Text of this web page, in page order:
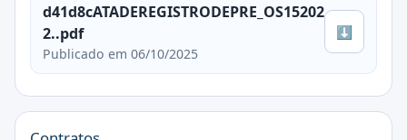
d41d8cATADEREGISTRODEPRE_OS15202
2..pdf
Publicado em 06/10/2025
⬇